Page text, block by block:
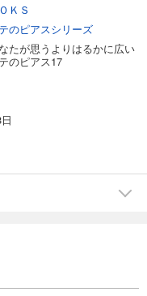
ＫＳ
のピアスシリーズ
たが思うよりはるかに広い
のピアス17